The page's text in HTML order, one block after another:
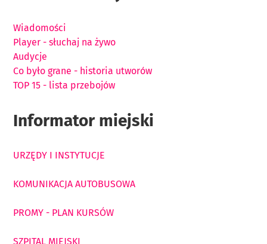
Wiadomości
Player - słuchaj na żywo
Audycje
Co było grane - historia utworów
TOP 15 - lista przebojów
Informator miejski
URZĘDY I INSTYTUCJE
KOMUNIKACJA AUTOBUSOWA
PROMY - PLAN KURSÓW
SZPITAL MIEJSKI